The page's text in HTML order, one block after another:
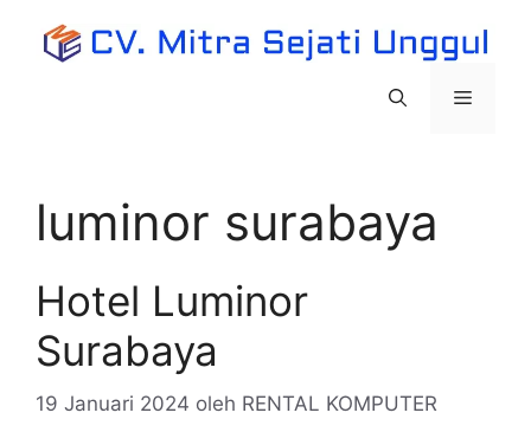
Menu
luminor surabaya
Hotel Luminor
Surabaya
19 Januari 2024 oleh RENTAL KOMPUTER